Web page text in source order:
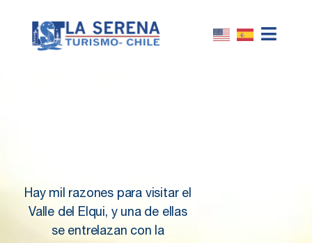
Hay mil razones para visitar el
Valle del Elqui, y una de ellas
se entrelazan con la